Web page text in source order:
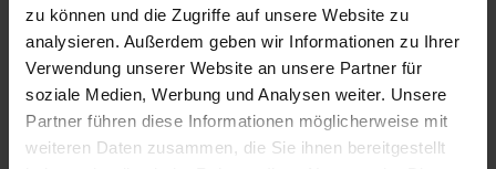
zu können und die Zugriffe auf unsere Website zu
analysieren. Außerdem geben wir Informationen zu Ihrer
Verwendung unserer Website an unsere Partner für
soziale Medien, Werbung und Analysen weiter. Unsere
Partner führen diese Informationen möglicherweise mit
weiteren Daten zusammen, die Sie ihnen bereitgestellt
Diese braunen Glitzer-Stiefel der Marke Sacha haben
einen 7 cm hohen Absatz, einen breiten Schaft und
eine spitze Kappe. Bei einem Modell in Größe 37
beträgt die Schafthöhe 40 cm und der Schaftumfang
42 cm. Als Schuhpflege empfehlen wir das Pure
Protect-Spray.